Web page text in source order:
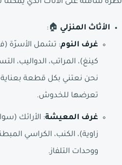
نظرة شاملة على الأثاث الذي يمكننا
الأثاث المنزلي 🏠:
غرف النوم: تشمل الأسرّة
كينغ)، المراتب، الدواليب،
نحن نعتني بكل قطعة
تعرضها للخدوش.
غرف المعيشة: الأرائك
زاوية)، الكنب، الكراسي
ووحدات التلفاز.